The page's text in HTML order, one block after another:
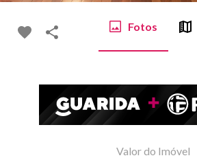
Fotos
Valor do Imóvel